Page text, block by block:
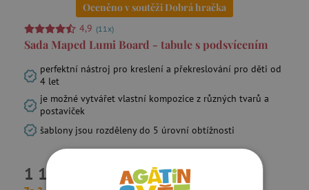
Oceněno v soutěži Dobrá hračka
4,9 (11x)
Sada Maped Lumi Board - tabule s podsvícením
perfektní nástroj pro kreslení a překreslování pro děti od
4 let
je možné vytvářet vlastní kompozice z různých tvarů a
postaviček
šablony jsou rozděleny do 5 úrovní obtížnosti
1 170 Kč